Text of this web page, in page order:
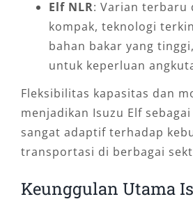
Elf NLR: Varian terbaru
kompak, teknologi
bahan bakar yang
untuk keperluan
Fleksibilitas kapasitas dan
menjadikan Isuzu Elf
sangat adaptif terhadap
transportasi di berbagai
Keunggulan Utama